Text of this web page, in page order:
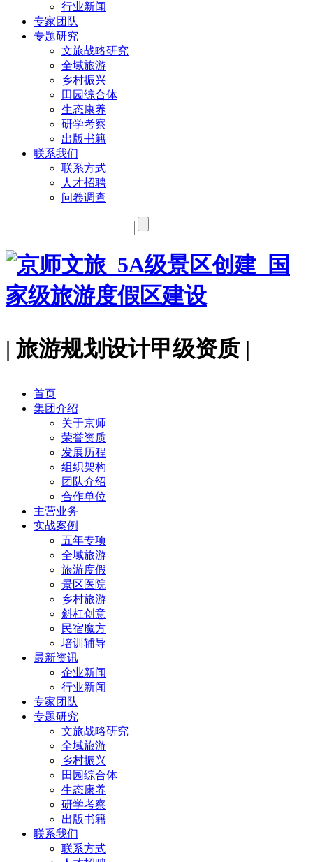
行业新闻
专家团队
专题研究
文旅战略研究
全域旅游
乡村振兴
田园综合体
生态康养
研学考察
出版书籍
联系我们
联系方式
人才招聘
问卷调查
| 旅游规划设计甲级资质 |
首页
集团介绍
关于京师
荣誉资质
发展历程
组织架构
团队介绍
合作单位
主营业务
实战案例
五年专项
全域旅游
旅游度假
景区医院
乡村旅游
斜杠创意
民宿魔方
培训辅导
最新资讯
企业新闻
行业新闻
专家团队
专题研究
文旅战略研究
全域旅游
乡村振兴
田园综合体
生态康养
研学考察
出版书籍
联系我们
联系方式